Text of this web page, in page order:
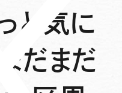
と気に
だまだ